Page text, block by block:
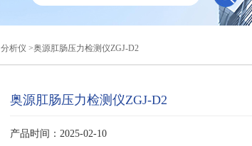
分析仪 >奥源肛肠压力检测仪ZGJ-D2
奥源肛肠压力检测仪ZGJ-D2
产品时间：2025-02-10